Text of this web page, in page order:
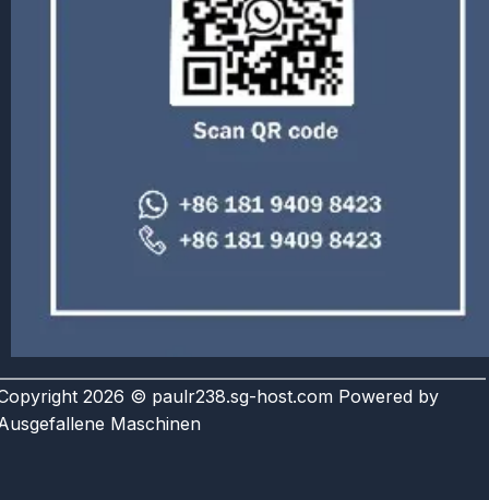
2026 © paulr238.sg-host.com Powered by
Maschinen